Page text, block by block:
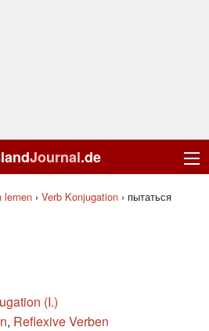
Journal.de
lernen › Verb Konjugation › пытаться
(I.)
, Reflexive Verben